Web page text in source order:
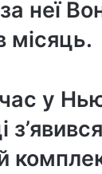
неї
місяць.
час у